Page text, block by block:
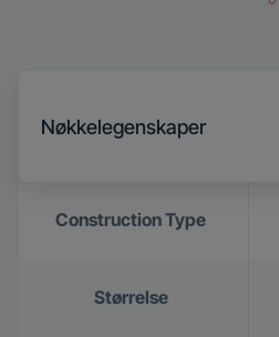
Nøkkelegenskaper
Construction Type
Størrelse